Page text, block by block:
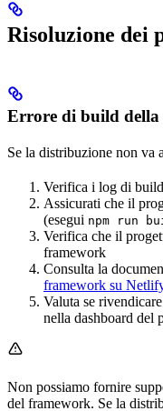
Risoluzione dei
Errore di build della
Se la distribuzione non va
Verifica i log di
Assicurati che il
(esegui npm run
Verifica che il
framework
Consulta la
framework su
Valuta se
nella dashboard del
Non possiamo fornire
del framework. Se la